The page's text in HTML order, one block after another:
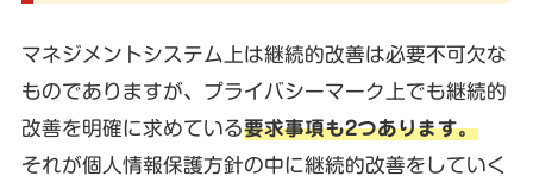
マネジメントシステム上は継続的改善は必要不可欠な
ものでありますが、プライバシーマーク上でも継続的
改善を明確に求めている要求事項も2つあります。
それが個人情報保護方針の中に継続的改善をしていく